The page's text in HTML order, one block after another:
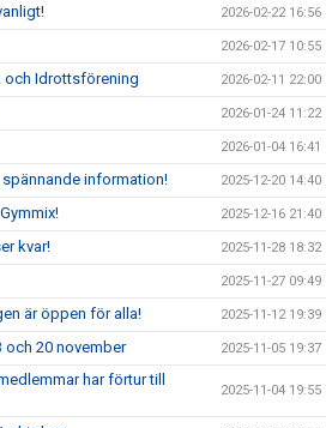
2026-02-22 16:56
2026-02-17 10:55
och Idrottsförening 2026-02-11 22:00
2026-01-24 11:22
2026-01-04 16:41
information! 2025-12-20 14:40
2025-12-16 21:40
kvar! 2025-11-28 18:32
2025-11-27 09:49
är öppen för alla! 2025-11-12 19:39
och 20 november 2025-11-05 19:37
har förtur till
2025-11-04 19:55